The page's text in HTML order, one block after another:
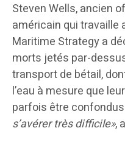
Steven Wells, ancien
américain qui travaille
Maritime Strategy a
morts jetés par-
transport de bétail,
l’eau à mesure que
parfois être
s’avérer très difficile»,